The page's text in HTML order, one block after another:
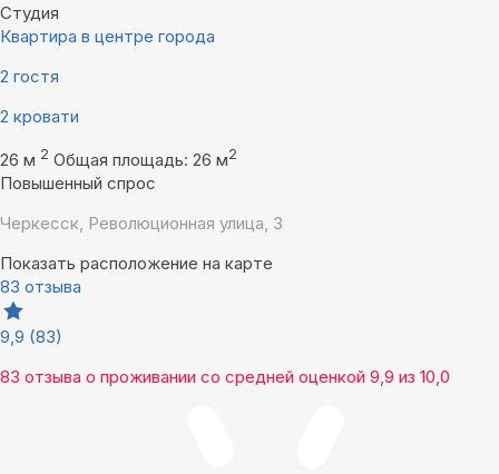
Студия
Квартира в центре города
2 гостя
2 кровати
26 м 2 Общая площадь: 26 м2
Повышенный спрос
Черкесск, Революционная улица, 3
Показать расположение на карте
83 отзыва
9,9 (83)
83 отзыва о проживании со средней оценкой 9,9 из 10,0